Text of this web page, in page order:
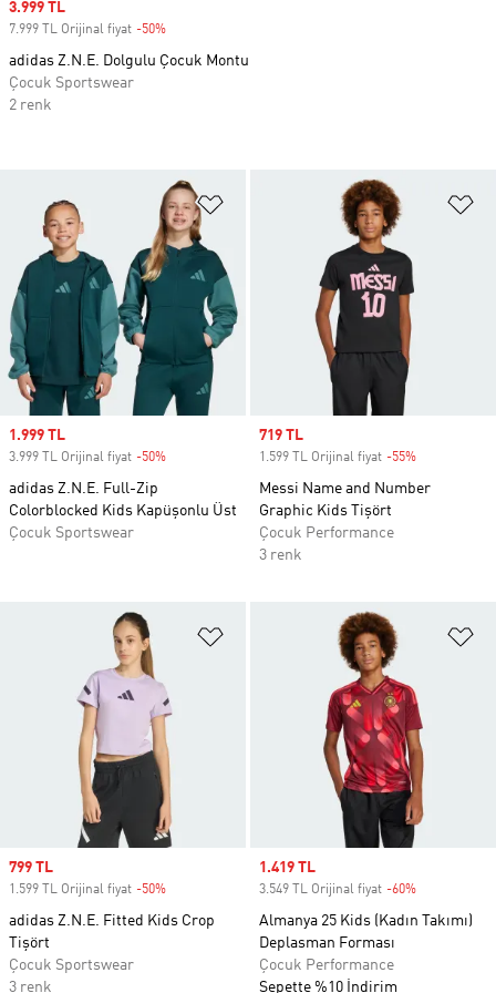
Favori Listesine Ekle
Sale price
1.999 TL
3.999 TL Orijinal fiyat -50%
adidas Z.N.E. Full-Zip
Colorblocked Kids Kapüşonlu Üst
Çocuk Sportswear
Sale price
719 TL
1.599 TL Orijinal fiyat -55%
Messi Name and Number
Graphic Kids Tişört
Çocuk Performance
3 renk
Favori Listesine Ekle
Sale price
799 TL
1.599 TL Orijinal fiyat -50%
adidas Z.N.E. Fitted Kids Crop
Tişört
Çocuk Sportswear
3 renk
Sale price
1.419 TL
3.549 TL Orijinal fiyat -60%
Almanya 25 Kids (Kadın Takımı)
Deplasman Forması
Çocuk Performance
Sepette %10 İndirim
Sale price
3.999 TL
7.999 TL Orijinal fiyat -50%
adidas Z.N.E. Dolgulu Çocuk Montu
Çocuk Sportswear
2 renk